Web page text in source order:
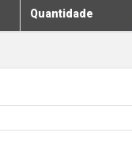
Quantidade